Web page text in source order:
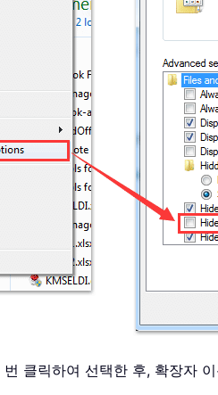
클릭하여 선택한 후, 확장자